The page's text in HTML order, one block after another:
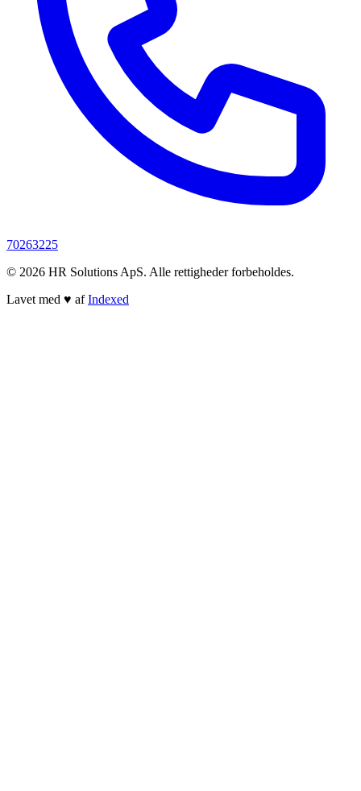
70263225
© 2026 HR Solutions ApS. Alle rettigheder forbeholdes.
Lavet med ♥ afIndexed